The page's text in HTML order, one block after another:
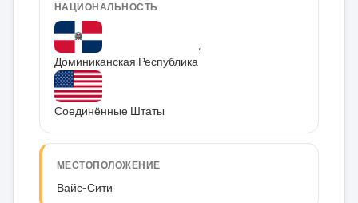
НАЦИОНАЛЬНОСТЬ
Доминиканская Республика
,
Соединённые Штаты
МЕСТОПОЛОЖЕНИЕ
Вайс-Сити